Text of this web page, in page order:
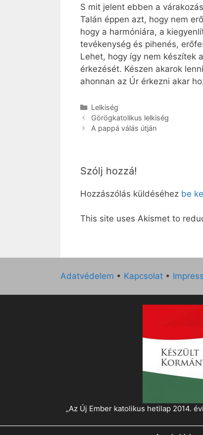
S mit jelent ebben a
Talán éppen azt, hogy nem
hogy a harmóniára, a
tevékenység és pihenés,
Lehet, hogy így nem készítek
érkezését. Készen akarok
ahonnan az Úr érkezni akar
Kategória
Lelkiség
Görögkatolikus lelkiség
A pappá válás útján
Szólj hozzá!
Hozzászólás küldéséhez be
This site uses Akismet to
Adatvédelem • Kapcsolat •
„Az Új Ember katolikus hetilap 2014.